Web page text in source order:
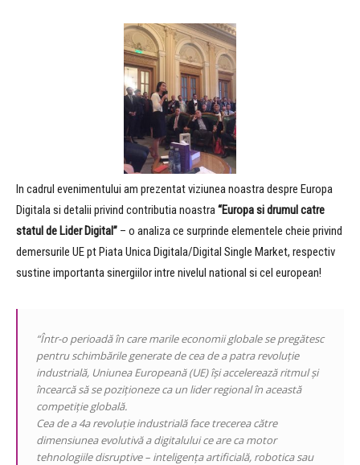
In cadrul evenimentului am prezentat viziunea noastra despre Europa
Digitala si detalii privind contributia noastra “Europa si drumul catre
statul de Lider Digital” – o analiza ce surprinde elementele cheie privind
demersurile UE pt Piata Unica Digitala/Digital Single Market, respectiv
sustine importanta sinergiilor intre nivelul national si cel european!
“Într-o perioadă în care marile economii globale se pregătesc
pentru schimbările generate de cea de a patra revoluție
industrială, Uniunea Europeană (UE) își accelerează ritmul și
încearcă să se poziționeze ca un lider regional în această
competiție globală.
Cea de a 4a revoluție industrială face trecerea către
dimensiunea evolutivă a digitalului ce are ca motor
tehnologiile disruptive – inteligența artificială, robotica sau